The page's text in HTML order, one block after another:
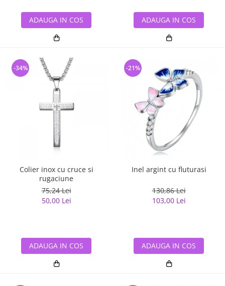
ADAUGA IN COS ADAUGA IN COS
Colier inox cu cruce si
rugaciune
75,24 Lei
50,00 Lei
-34%
ADAUGA IN COS
Inel argint cu fluturasi
130,86 Lei
103,00 Lei
-21%
ADAUGA IN COS